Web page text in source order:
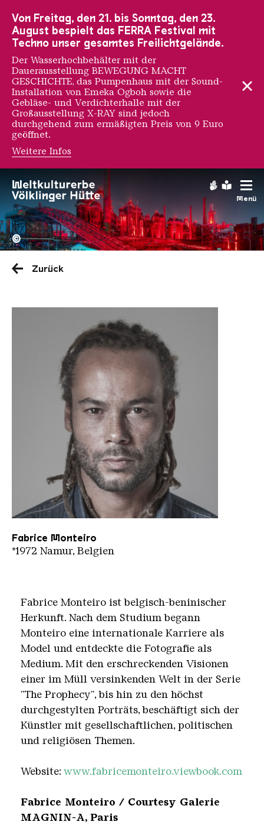
Menü
Fabrice Monteiro
Hochofengruppe in Rot
Copyright:
©
Zurück
Fabrice Monteiro
Fabrice Monteiro
*1972 Namur, Belgien
Fabrice Monteiro ist belgisch-beninischer
Herkunft. Nach dem Studium begann
Monteiro eine internationale Karriere als
Model und entdeckte die Fotografie als
Medium. Mit den erschreckenden Visionen
einer im Müll versinkenden Welt in der Serie
"The Prophecy", bis hin zu den höchst
durchgestylten Porträts, beschäftigt sich der
Künstler mit gesellschaftlichen, politischen
und religiösen Themen.
Website: www.fabricemonteiro.viewbook.com
Fabrice Monteiro / Courtesy Galerie
MAGNIN-A, Paris
Von Freitag, den 21. bis Sonntag, den 23.
August bespielt das FERRA Festival mit
Techno unser gesamtes Freilichtgelände.
Der Wasserhochbehälter mit der
Dauerausstellung BEWEGUNG MACHT
GESCHICHTE, das Pumpenhaus mit der Sound-
Installation von Emeka Ogboh sowie die
Gebläse- und Verdichterhalle mit der
Großausstellung X-RAY sind jedoch
durchgehend zum ermäßigten Preis von 9 Euro
geöffnet.
Weitere Infos